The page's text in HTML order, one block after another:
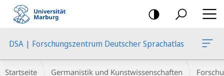
Mobile-
Navigation
DSA | Forschungszentrum Deutscher Sprachatlas
Breadcrumb-
Startseite Germanistik und Kunstwissenschaften